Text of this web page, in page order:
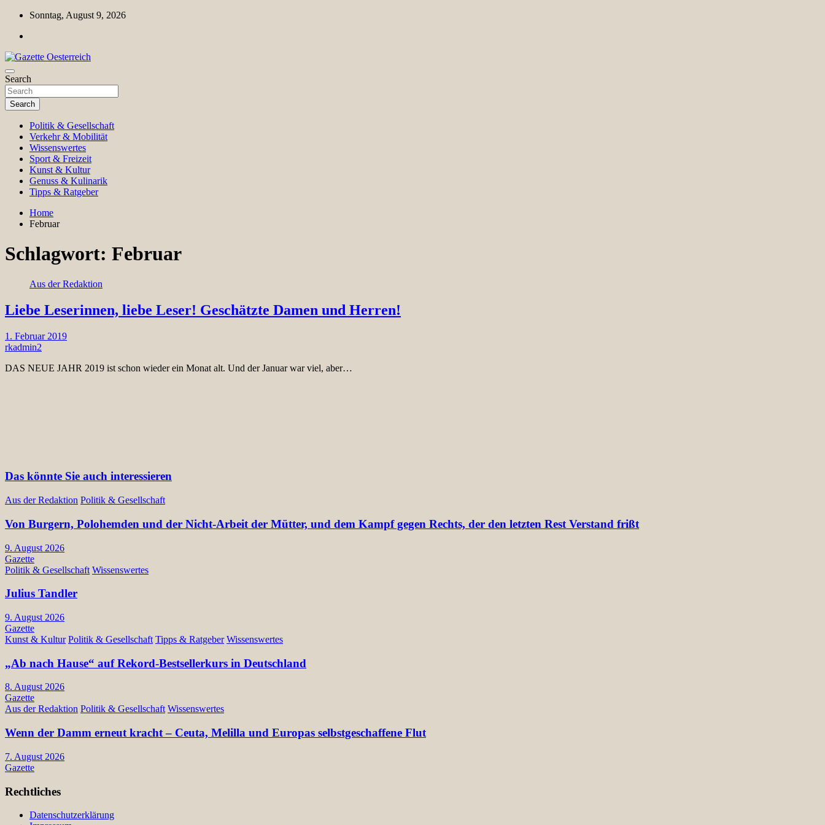
Skip
content
Sonntag, August 9, 2026
Gazette Oesterreich
Magazin für Freizeit, Politik, Kultur & Wissenschaft
Search
Search
Politik & Gesellschaft
Verkehr & Mobilität
Wissenswertes
Sport & Freizeit
Kunst & Kultur
Genuss & Kulinarik
Tipps & Ratgeber
Home
Februar
Schlagwort: Februar
Aus der Redaktion
Liebe Leserinnen, liebe Leser! Geschätzte Damen und Herren!
1. Februar 2019
rkadmin2
DAS NEUE JAHR 2019 ist schon wieder ein Monat alt. Und der Januar war viel, aber…
Das könnte Sie auch interessieren
Aus der Redaktion Politik & Gesellschaft
Von Burgern, Polohemden und der Nicht-Arbeit der Mütter, und dem Kampf gegen Rechts, der den letzten Rest Verstand frißt
9. August 2026
Gazette
Politik & Gesellschaft Wissenswertes
Julius Tandler
9. August 2026
Gazette
Kunst & Kultur Politik & Gesellschaft Tipps & Ratgeber Wissenswertes
„Ab nach Hause“ auf Rekord-Bestsellerkurs in Deutschland
8. August 2026
Gazette
Aus der Redaktion Politik & Gesellschaft Wissenswertes
Wenn der Damm erneut kracht – Ceuta, Melilla und Europas selbstgeschaffene Flut
7. August 2026
Gazette
Rechtliches
Datenschutzerklärung